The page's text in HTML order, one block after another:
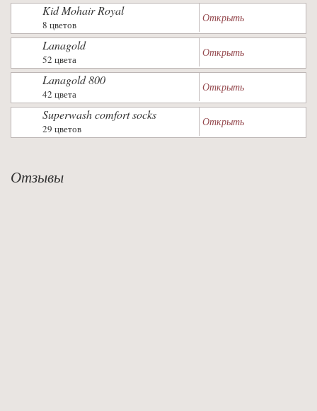
Kid Mohair Royal
8 цветов
Открыть
Lanagold
52 цвета
Открыть
Lanagold 800
42 цвета
Открыть
Superwash comfort socks
29 цветов
Открыть
Отзывы